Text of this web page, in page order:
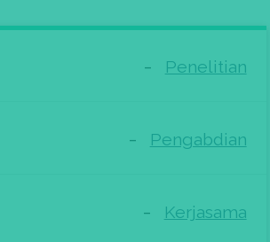
Penelitian
Pengabdian
Kerjasama